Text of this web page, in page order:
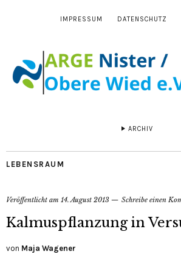
IMPRESSUM DATENSCHUTZ
ARCHIV
LEBENSRAUM
Veröffentlicht am 14. August 2013 Schreibe einen
Kalmuspflanzung in
von Maja Wagener